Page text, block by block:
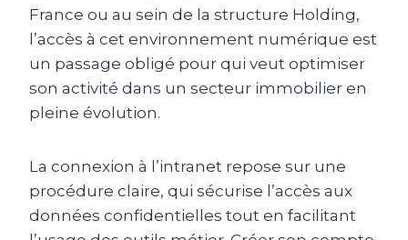
France ou au sein de la structure Holding,
l’accès à cet environnement numérique est
un passage obligé pour qui veut optimiser
son activité dans un secteur immobilier en
pleine évolution.
La connexion à l’intranet repose sur une
procédure claire, qui sécurise l’accès aux
données confidentielles tout en facilitant